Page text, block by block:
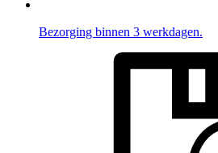
Bezorging binnen 3 werkdagen.